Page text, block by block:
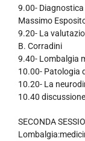
9.00-
Massimo
9.20- La
B. Corradini
9.40- Lombalgia
10.00- Patologia
10.20- La
10.40
SECONDA